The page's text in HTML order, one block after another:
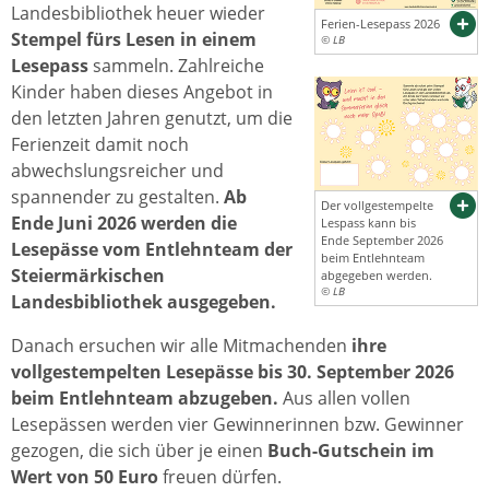
Ferien-Lesepass 2026
© LB
Der vollgestempelte
Lespass kann bis
Ende September 2026
beim Entlehnteam
abgegeben werden.
© LB
Landesbibliothek heuer wieder
Stempel fürs Lesen in einem
Lesepasssammeln. Zahlreiche
Kinder haben dieses Angebot in
den letzten Jahren genutzt, um die
Ferienzeit damit noch
abwechslungsreicher und
spannender zu gestalten. Ab
Ende Juni 2026 werden die
Lesepässe vom Entlehnteam der
Steiermärkischen
Landesbibliothek ausgegeben.
Danach ersuchen wir alle Mitmachenden ihre
vollgestempelten Lesepässe bis 30. September 2026
beim Entlehnteam abzugeben. Aus allen vollen
Lesepässen werden vier Gewinnerinnen bzw. Gewinner
gezogen, die sich über je einen Buch-Gutschein im
Wert von 50 Eurofreuen dürfen.